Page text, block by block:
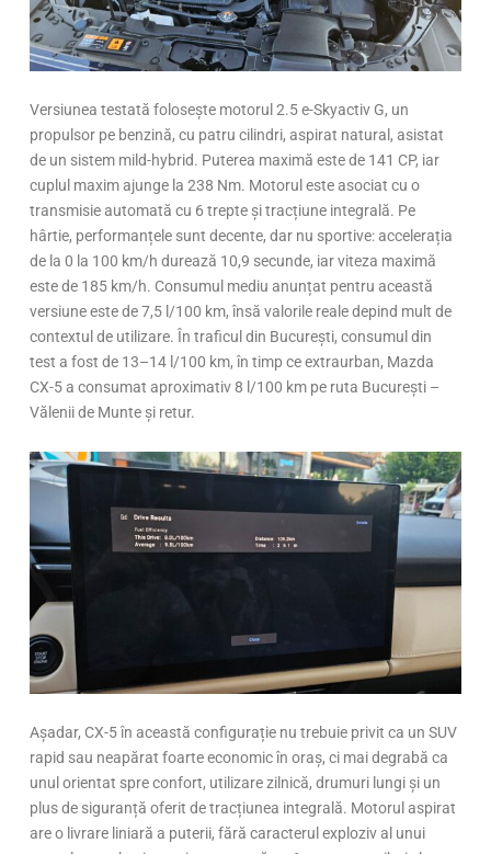
Versiunea testată folosește motorul 2.5 e-Skyactiv G, un
propulsor pe benzină, cu patru cilindri, aspirat natural, asistat
de un sistem mild-hybrid. Puterea maximă este de 141 CP, iar
cuplul maxim ajunge la 238 Nm. Motorul este asociat cu o
transmisie automată cu 6 trepte și tracțiune integrală. Pe
hârtie, performanțele sunt decente, dar nu sportive: accelerația
de la 0 la 100 km/h durează 10,9 secunde, iar viteza maximă
este de 185 km/h. Consumul mediu anunțat pentru această
versiune este de 7,5 l/100 km, însă valorile reale depind mult de
contextul de utilizare. În traficul din București, consumul din
test a fost de 13–14 l/100 km, în timp ce extraurban, Mazda
CX-5 a consumat aproximativ 8 l/100 km pe ruta București –
Vălenii de Munte și retur.
Așadar, CX-5 în această configurație nu trebuie privit ca un SUV
rapid sau neapărat foarte economic în oraș, ci mai degrabă ca
unul orientat spre confort, utilizare zilnică, drumuri lungi și un
plus de siguranță oferit de tracțiunea integrală. Motorul aspirat
are o livrare liniară a puterii, fără caracterul exploziv al unui